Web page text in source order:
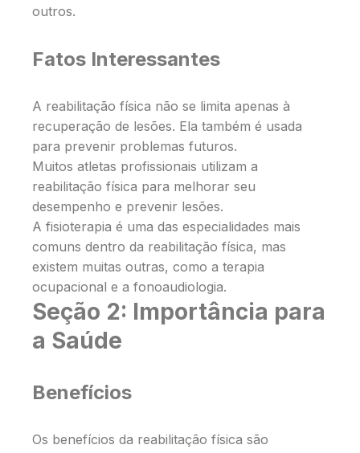
outros.
Fatos Interessantes
A reabilitação física não se limita apenas à
recuperação de lesões. Ela também é usada
para prevenir problemas futuros.
Muitos atletas profissionais utilizam a
reabilitação física para melhorar seu
desempenho e prevenir lesões.
A fisioterapia é uma das especialidades mais
comuns dentro da reabilitação física, mas
existem muitas outras, como a terapia
ocupacional e a fonoaudiologia.
Seção 2: Importância para
a Saúde
Benefícios
Os benefícios da reabilitação física são